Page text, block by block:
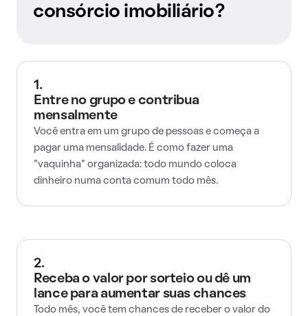
consórcio imobiliário?
1.
Entre no grupo e contribua
mensalmente
Você entra em um grupo de pessoas e começa a
pagar uma mensalidade. É como fazer uma
"vaquinha" organizada: todo mundo coloca
dinheiro numa conta comum todo mês.
2.
Receba o valor por sorteio ou dê um
lance para aumentar suas chances
Todo mês, você tem chances de receber o valor do